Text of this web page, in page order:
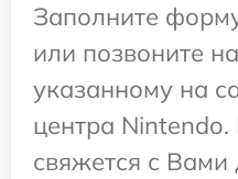
Заполните
или позвоните
указанному на
центра
свяжется с Вами